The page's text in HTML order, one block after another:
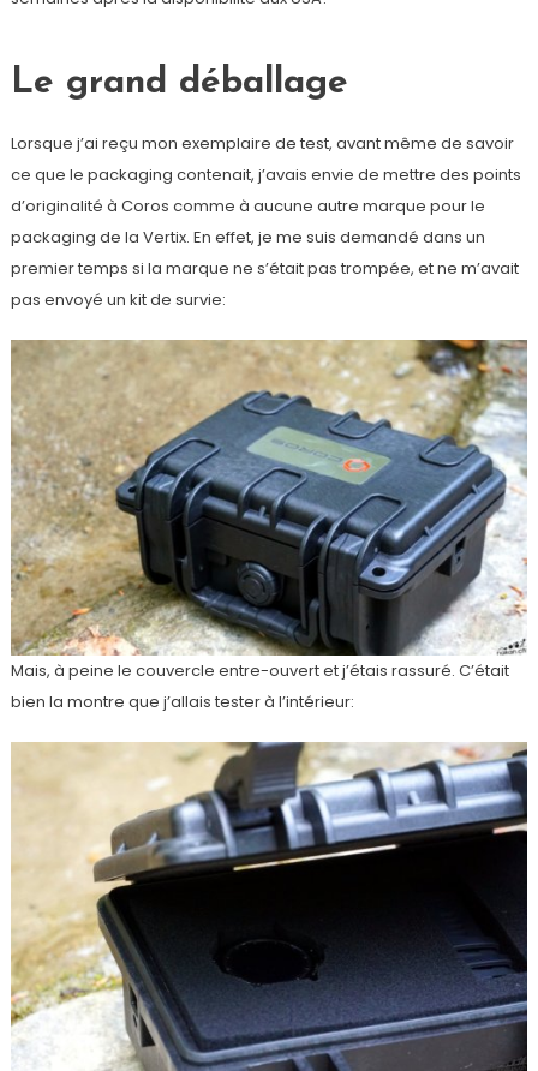
Le grand déballage
Lorsque j’ai reçu mon exemplaire de test, avant même de savoir
ce que le packaging contenait, j’avais envie de mettre des points
d’originalité à Coros comme à aucune autre marque pour le
packaging de la Vertix. En effet, je me suis demandé dans un
premier temps si la marque ne s’était pas trompée, et ne m’avait
pas envoyé un kit de survie:
Mais, à peine le couvercle entre-ouvert et j’étais rassuré. C’était
bien la montre que j’allais tester à l’intérieur: